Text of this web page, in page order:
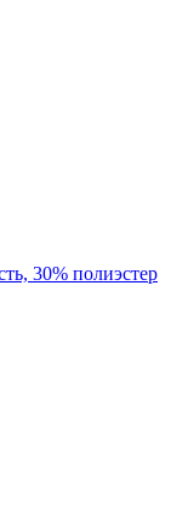
30% полиэстер